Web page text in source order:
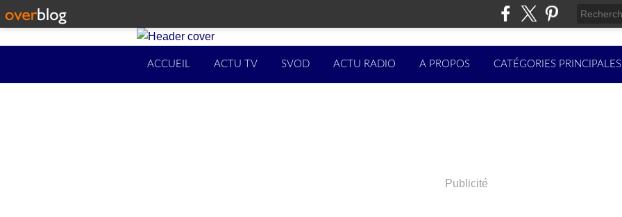
ACCUEIL ACTU TV SVOD ACTU RADIO A PROPOS CATÉGORIES PRINCIPALES
Publicité